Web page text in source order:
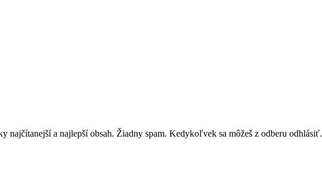
najčítanejší a najlepší obsah. Žiadny spam. Kedykoľvek sa môžeš z odberu odhlásiť.